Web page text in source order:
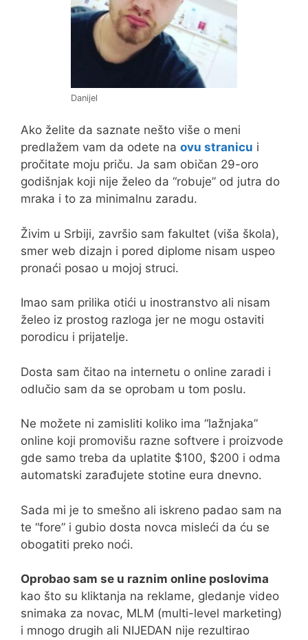
Danijel
Ako želite da saznate nešto više o meni
predlažem vam da odete na ovu stranicu i
pročitate moju priču. Ja sam običan 29-oro
godišnjak koji nije želeo da “robuje” od jutra do
mraka i to za minimalnu zaradu.
Živim u Srbiji, završio sam fakultet (viša škola),
smer web dizajn i pored diplome nisam uspeo
pronaći posao u mojoj struci.
Imao sam prilika otići u inostranstvo ali nisam
želeo iz prostog razloga jer ne mogu ostaviti
porodicu i prijatelje.
Dosta sam čitao na internetu o online zaradi i
odlučio sam da se oprobam u tom poslu.
Ne možete ni zamisliti koliko ima “lažnjaka”
online koji promovišu razne softvere i proizvode
gde samo treba da uplatite $100, $200 i odma
automatski zarađujete stotine eura dnevno.
Sada mi je to smešno ali iskreno padao sam na
te “fore” i gubio dosta novca misleći da ću se
obogatiti preko noći.
Oprobao sam se u raznim online poslovima
kao što su kliktanja na reklame, gledanje video
snimaka za novac, MLM (multi-level marketing)
i mnogo drugih ali NIJEDAN nije rezultirao